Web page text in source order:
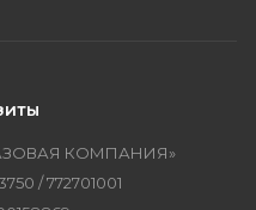
КОМПАНИЯ»
/ 772701001